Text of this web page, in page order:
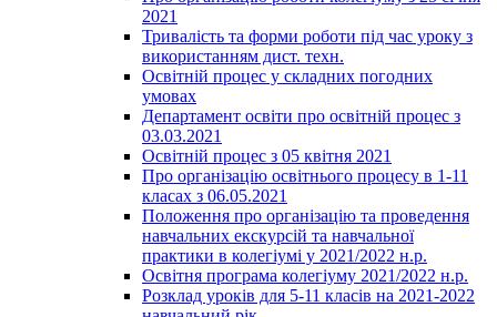
2021
Тривалість та форми роботи під час уроку з
використанням дист. техн.
Освітній процес у складних погодних
умовах
Департамент освіти про освітній процес з
03.03.2021
Освітній процес з 05 квітня 2021
Про організацію освітнього процесу в 1-11
класах з 06.05.2021
Положення про організацію та проведення
навчальних екскурсій та навчальної
практики в колегіумі у 2021/2022 н.р.
Освітня програма колегіуму 2021/2022 н.р.
Розклад уроків для 5-11 класів на 2021-2022